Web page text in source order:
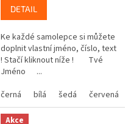
modrá žlutá zelená růžová
DETAIL
Ke každé samolepce si můžete
doplnit vlastní jméno, číslo, text
! Stačí kliknout níže ! Tvé
Jméno ...
černá
bílá šedá červená
Akce